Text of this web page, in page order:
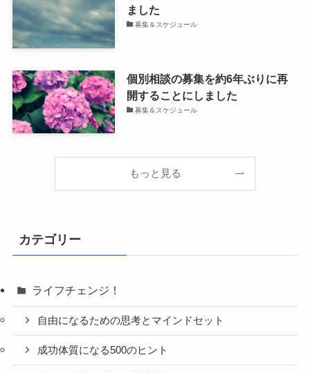
ました
募集＆スケジュール
個別相談の募集を約6年ぶりに再
開することにしました
募集＆スケジュール
もっと見る
カテゴリー
ライフチェンジ！
自由になるための思考とマインドセット
成功体質になる500のヒント